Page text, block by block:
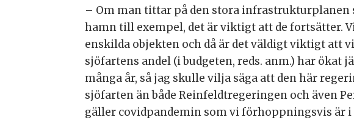
– Om man tittar på den stora infrastrukturplanen
hamn till exempel, det är viktigt att de fortsätter.
enskilda objekten och då är det väldigt viktigt att
sjöfartens andel (i budgeten, reds. anm.) har
många år, så jag skulle vilja säga att den här
sjöfarten än både Reinfeldtregeringen och även
gäller covidpandemin som vi förhoppningsvis är